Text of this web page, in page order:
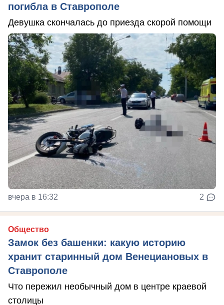
погибла в Ставрополе
Девушка скончалась до приезда скорой помощи
вчера в 16:32 2
Общество
Замок без башенки: какую историю
хранит старинный дом Венециановых в
Ставрополе
Что пережил необычный дом в центре краевой
столицы